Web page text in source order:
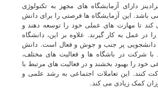
دارای آزمایشگاه های مجهز به تکنولوژی
باشد. این آزمایشگاه ها فرصتی را برای دانش
کند تا مهارت های عملی خود را توسعه دهند و
در عمل به کار گیرند. علاوه بر این، دانشگاه
دانشجویی پر جنب و جوش و فعال است. دانش
با شرکت در باشگاه ها و فعالیت های مختلف،
خود را بهبود بخشند و در فعالیت های مرتبط با
کنند. این تعاملات اجتماعی به رشد علمی و
کمک زیادی می کند.